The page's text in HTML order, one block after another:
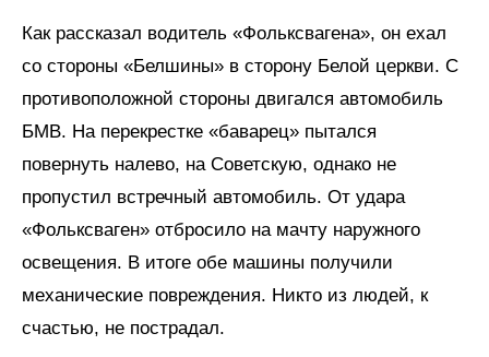
Как рассказал водитель «Фольксвагена», он ехал
со стороны «Белшины» в сторону Белой церкви. С
противоположной стороны двигался автомобиль
БМВ. На перекрестке «баварец» пытался
повернуть налево, на Советскую, однако не
пропустил встречный автомобиль. От удара
«Фольксваген» отбросило на мачту наружного
освещения. В итоге обе машины получили
механические повреждения. Никто из людей, к
счастью, не пострадал.